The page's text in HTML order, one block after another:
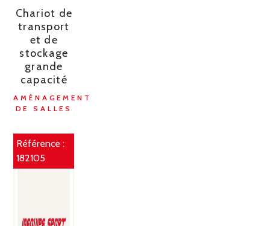
Chariot de
transport
et de
stockage
grande
capacité
AMÉNAGEMENT
DE SALLES
Référence :
182105